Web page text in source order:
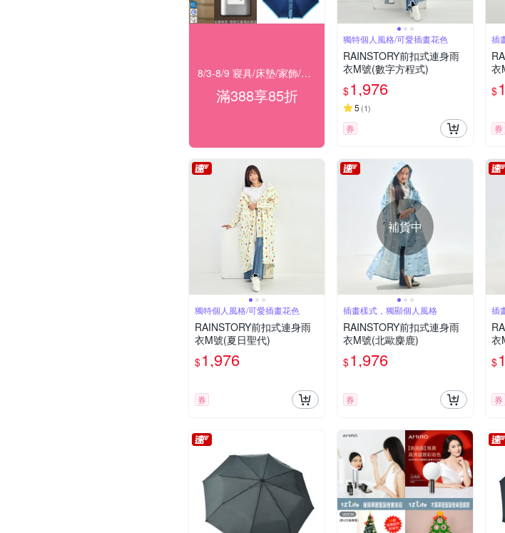
8/3-8/9 寢具/床墊/家飾/開運 滿388享85折
滿388享85折
獨特個人風格/可愛插畫花色
RAINSTORY前扣式連身雨
衣M號(數字方程式)
$1,976
5 (1)
券
插
衣
$
券
獨特個人風格/可愛插畫花色
RAINSTORY前扣式連身雨
衣M號(夏日聖代)
$1,976
券
補貨中
插畫樣式，獨顯個人風格
RAINSTORY前扣式連身雨
衣M號(北歐麋鹿)
$1,976
券
插
衣
$
券